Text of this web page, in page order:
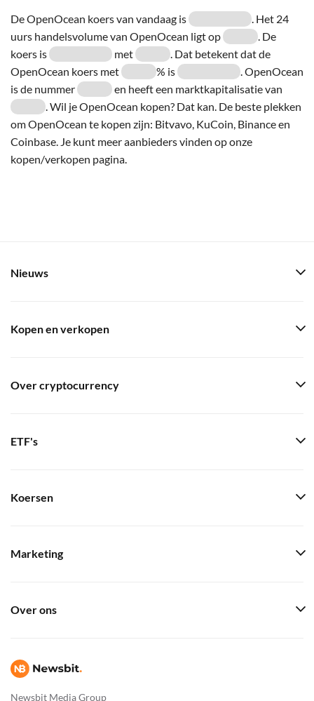
De OpenOcean koers van vandaag is
. Het 24
uurs handelsvolume van OpenOcean ligt op
. De
koers is
met
. Dat betekent dat de
OpenOcean koers met
% is
. OpenOcean
is de nummer
en heeft een marktkapitalisatie van
. Wil je OpenOcean kopen? Dat kan. De beste plekken
om OpenOcean te kopen zijn: Bitvavo, KuCoin, Binance en
Coinbase. Je kunt meer aanbieders vinden op onze
kopen/verkopen pagina.
Newsbit Media Group
Nieuws
Kopen en verkopen
Over cryptocurrency
ETF's
Koersen
Marketing
Over ons